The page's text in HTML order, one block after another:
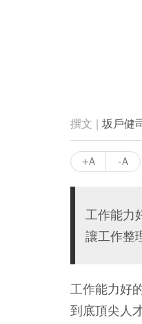
坂戶健
+A -A
工作能力
讓工作整
工作能力好
到底頂尖人